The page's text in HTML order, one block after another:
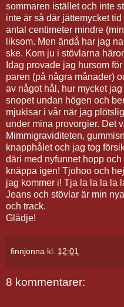
sommaren istället och inte
inte är så där jättemycket
antal centimeter mindre
liksom. Men ändå har jag
ske. Kom ju i stövlarna
Idag provade jag hursom
paren (på några månader)
av något hål, hur mycket
snopet undan högen och
mjukisar i vår när jag
under mina provorgier. Det
Mimmigraviditeten,
knapphålet och jag tog
däri med nyfunnet hopp
knäppa igen! Tjohoo och
jag kommer i! Tja la la la la
Jeans och stövlar är min
och track.
Glädje!
finnjonna kl. 12:01
8 kommentarer: